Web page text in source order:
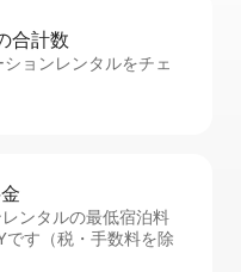
合⁠計⁠数
ョンレンタルをチェ
ンタルの最低宿泊料
です（税・手数料を除